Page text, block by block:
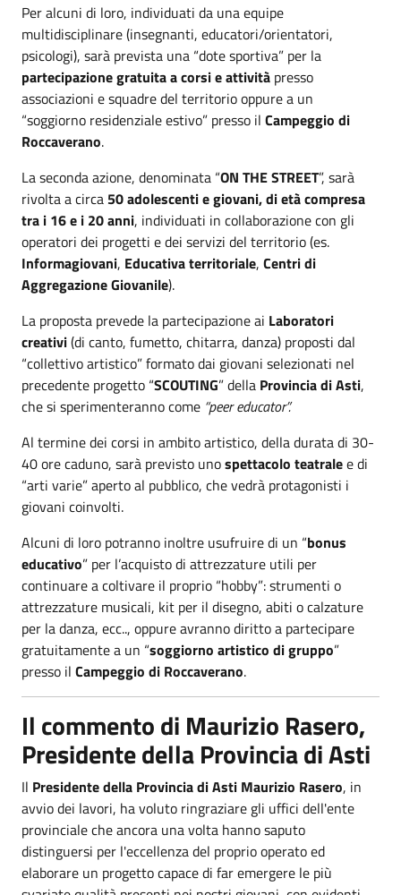
Per alcuni di loro, individuati da una equipe
multidisciplinare (insegnanti, educatori/orientatori,
psicologi), sarà prevista una “dote sportiva” per la
partecipazione gratuita a corsi e attività presso
associazioni e squadre del territorio oppure a un
“soggiorno residenziale estivo” presso il Campeggio di
Roccaverano.
La seconda azione, denominata “ON THE STREET”, sarà
rivolta a circa 50 adolescenti e giovani, di età compresa
tra i 16 e i 20 anni, individuati in collaborazione con gli
operatori dei progetti e dei servizi del territorio (es.
Informagiovani, Educativa territoriale, Centri di
Aggregazione Giovanile).
La proposta prevede la partecipazione ai Laboratori
creativi(di canto, fumetto, chitarra, danza) proposti dal
“collettivo artistico” formato dai giovani selezionati nel
precedente progetto “SCOUTING” della Provincia di Asti,
che si sperimenteranno come “peer educator”.
Al termine dei corsi in ambito artistico, della durata di 30-
40 ore caduno, sarà previsto unospettacolo teatralee di
“arti varie” aperto al pubblico, che vedrà protagonisti i
giovani coinvolti.
Alcuni di loro potranno inoltre usufruire di un “bonus
educativo” per l’acquisto di attrezzature utili per
continuare a coltivare il proprio “hobby”: strumenti o
attrezzature musicali, kit per il disegno, abiti o calzature
per la danza, ecc.., oppure avranno diritto a partecipare
gratuitamente a un “soggiorno artistico di gruppo”
presso il Campeggio di Roccaverano.
Il commento di Maurizio Rasero,
Presidente della Provincia di Asti
Il Presidente della Provincia di Asti Maurizio Rasero, in
avvio dei lavori, ha voluto ringraziare gli uffici dell'ente
provinciale che ancora una volta hanno saputo
distinguersi per l'eccellenza del proprio operato ed
elaborare un progetto capace di far emergere le più